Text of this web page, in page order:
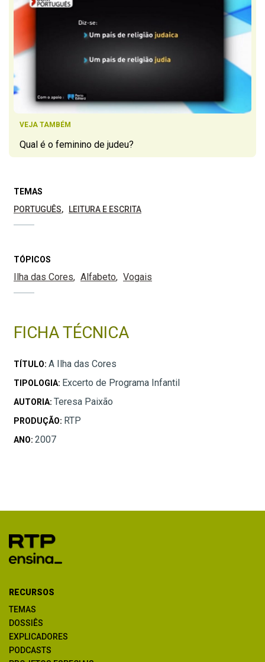
VEJA TAMBÉM
Qual é o feminino de judeu?
TEMAS
PORTUGUÊS
LEITURA E ESCRITA
TÓPICOS
Ilha das Cores Alfabeto Vogais
FICHA TÉCNICA
TÍTULO: A Ilha das Cores
TIPOLOGIA: Excerto de Programa Infantil
AUTORIA: Teresa Paixão
PRODUÇÃO: RTP
ANO: 2007
RECURSOS
TEMAS
DOSSIÊS
EXPLICADORES
PODCASTS